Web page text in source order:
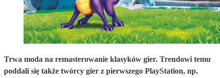
Trwa moda na remasterowanie klasyków gier. Trendowi temu
poddali się także twórcy gier z pierwszego PlayStation, np.